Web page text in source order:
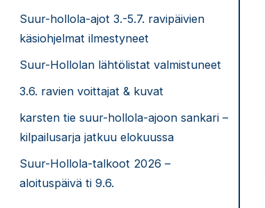
Suur-hollola-ajot 3.-5.7. ravipäivien
käsiohjelmat ilmestyneet
Suur-Hollolan lähtölistat valmistuneet
3.6. ravien voittajat & kuvat
karsten tie suur-hollola-ajoon sankari –
kilpailusarja jatkuu elokuussa
Suur-Hollola-talkoot 2026 –
aloituspäivä ti 9.6.